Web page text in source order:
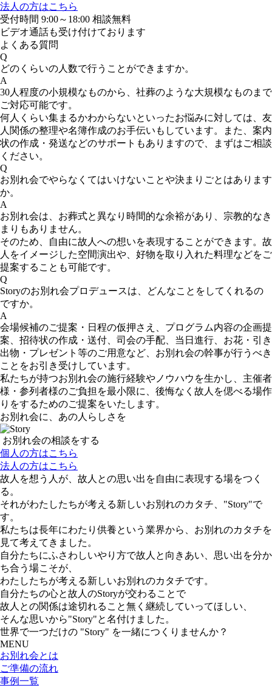
法人の方はこちら
受付時間 9:00～18:00 相談無料
ビデオ通話も受け付けております
よくある質問
Q
どのくらいの人数で行うことができますか。
A
30人程度の小規模なものから、社葬のような大規模なものまで
ご対応可能です。
何人くらい集まるかわからないといったお悩みに対しては、友
人関係の整理や名簿作成のお手伝いもしています。また、案内
状の作成・発送などのサポートもありますので、まずはご相談
ください。
Q
お別れ会でやらなくてはいけないことや決まりごとはあります
か。
A
お別れ会は、お葬式と異なり時間的な余裕があり、宗教的なき
まりもありません。
そのため、自由に故人への想いを表現することができます。故
人をイメージした空間演出や、好物を取り入れた料理などをご
提案することも可能です。
Q
Storyのお別れ会プロデュースは、どんなことをしてくれるの
ですか。
A
会場候補のご提案・日程の仮押さえ、プログラム内容の企画提
案、招待状の作成・送付、司会の手配、当日進行、お花・引き
出物・プレゼント等のご用意など、お別れ会の幹事が行うべき
ことをお引き受けしています。
私たちが持つお別れ会の施行経験やノウハウを生かし、主催者
様・参列者様のご負担を最小限に、後悔なく故人を偲べる場作
りをするためのご提案をいたします。
お別れ会に、あの人らしさを
お別れ会の相談をする
個人の方はこちら
法人の方はこちら
故人を想う人が、故人との思い出を自由に表現する場をつく
る。
それがわたしたちが考える新しいお別れのカタチ、"Story"で
す。
私たちは長年にわたり供養という業界から、お別れのカタチを
見て考えてきました。
自分たちにふさわしいやり方で故人と向きあい、思い出を分か
ち合う場こそが、
わたしたちが考える新しいお別れのカタチです。
自分たちの心と故人のStoryが交わることで
故人との関係は途切れること無く継続していってほしい、
そんな思いから"Story"と名付けました。
世界で一つだけの "Story" を一緒につくりませんか？
MENU
お別れ会とは
ご準備の流れ
事例一覧